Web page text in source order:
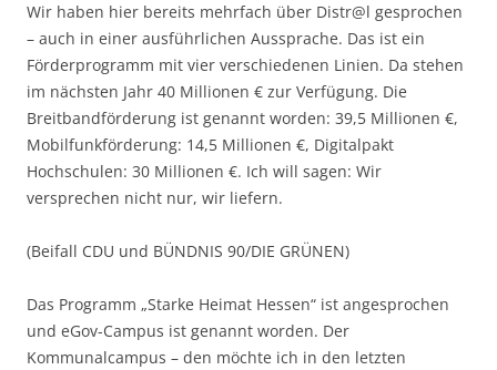
Wir haben hier bereits mehrfach über Distr@l gesprochen
– auch in einer ausführlichen Aussprache. Das ist ein
Förderprogramm mit vier verschiedenen Linien. Da stehen
im nächsten Jahr 40 Millionen € zur Verfügung. Die
Breitbandförderung ist genannt worden: 39,5 Millionen €,
Mobilfunkförderung: 14,5 Millionen €, Digitalpakt
Hochschulen: 30 Millionen €. Ich will sagen: Wir
versprechen nicht nur, wir liefern.
(Beifall CDU und BÜNDNIS 90/DIE GRÜNEN)
Das Programm „Starke Heimat Hessen“ ist angesprochen
und eGov-Campus ist genannt worden. Der
Kommunalcampus – den möchte ich in den letzten